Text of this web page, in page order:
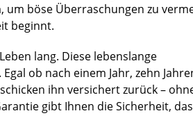
um böse Überraschungen zu
beginnt.
lang. Diese lebenslange
ob nach einem Jahr, zehn
ihn versichert zurück –
gibt Ihnen die Sicherheit,